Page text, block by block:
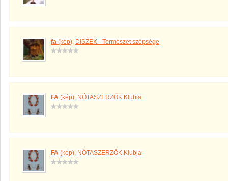
fa (kép), DISZEK - Természet szépsége
FA (kép), NÓTASZERZŐK Klubja
FA (kép), NÓTASZERZŐK Klubja